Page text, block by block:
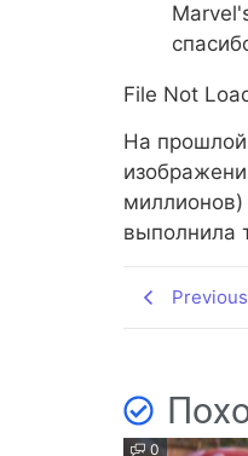
File Not
На прошлой
миллионов)
выполнила
0